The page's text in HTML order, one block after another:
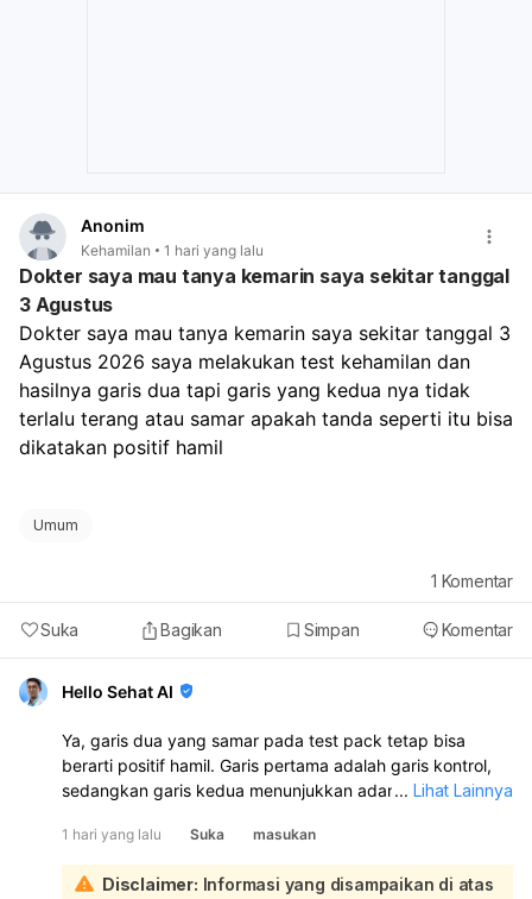
Anonim
Kehamilan 1 hari yang lalu
Dokter saya mau tanya kemarin saya sekitar tanggal
3 Agustus
Dokter saya mau tanya kemarin saya sekitar tanggal 3
Agustus 2026 saya melakukan test kehamilan dan
hasilnya garis dua tapi garis yang kedua nya tidak
terlalu terang atau samar apakah tanda seperti itu bisa
dikatakan positif hamil
Umum
Suka Bagikan Simpan Komentar
1 Komentar
Hello Sehat AI
Ya, garis dua yang samar pada test pack tetap bisa
berarti positif hamil. Garis pertama adalah garis kontrol,
sedangkan garis kedua menunjukkan adanya hormon
juga bisa terjadi karena tes dilakukan terlalu dini,
kesalahan penggunaan alat, atau kondisi lain. Sebaiknya
ulangi tes 2–3 hari kemudian dengan urine pagi, atau
... Lihat Lainnya
1 hari yang lalu Suka masukan
Disclaimer: Informasi yang disampaikan di atas